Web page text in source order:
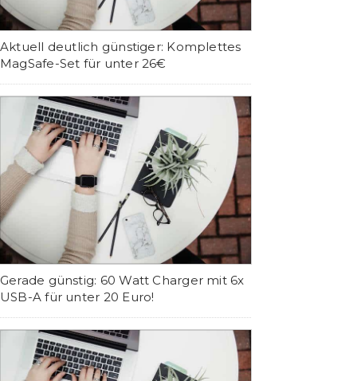
Aktuell deutlich günstiger: Komplettes
MagSafe-Set für unter 26€
Gerade günstig: 60 Watt Charger mit 6x
USB-A für unter 20 Euro!